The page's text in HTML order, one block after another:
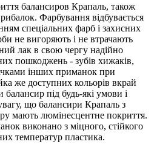
балансиров Крапаль, також
Фарбування відбувається
спеціальних фарб і захисних
не вигоряють і не втрачають
лак в свою чергу надійно
пошкоджень - зубів хижаків,
інших приманок при
же доступних кольорів вкрай
балансир під будь-які умови і
що балансири Крапаль з
мають люмінесцентне покриття.
виконано з міцного, стійкого
температур пластика.